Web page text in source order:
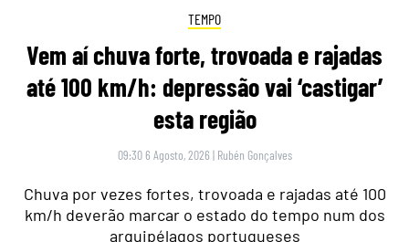
TEMPO
Vem aí chuva forte, trovoada e rajadas
até 100 km/h: depressão vai ‘castigar’
esta região
09:30 6 Agosto, 2026 | Rubén Gonçalves
Chuva por vezes fortes, trovoada e rajadas até 100
km/h deverão marcar o estado do tempo num dos
arquipélagos portugueses